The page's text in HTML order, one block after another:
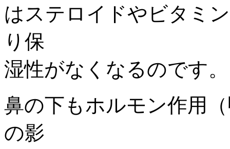
はステロイドやビタミ
り保
湿性がなくなるのです。
鼻の下もホルモン作用
の影